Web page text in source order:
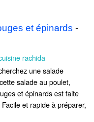
et épinards -
rachida
une salade
salade au poulet,
et épinards est faite
et rapide à préparer,